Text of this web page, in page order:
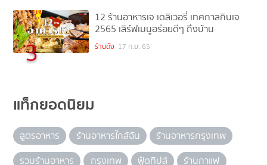
3
12 ร้านอาหารเจ เดลิเวอรี่ เทศกาลกินเจ
2565 เสิร์ฟเมนูอร่อยดีๆ ถึงบ้าน
ร้านดัง 17 ก.ย. 65
แท็กยอดนิยม
สูตรอาหาร ร้านอาหารใกล้ฉัน
ร้านอาหารกรุงเทพ
รวมร้านอาหาร
กรุงเทพ ฟู้ดทิปส์
ร้านกาแฟ